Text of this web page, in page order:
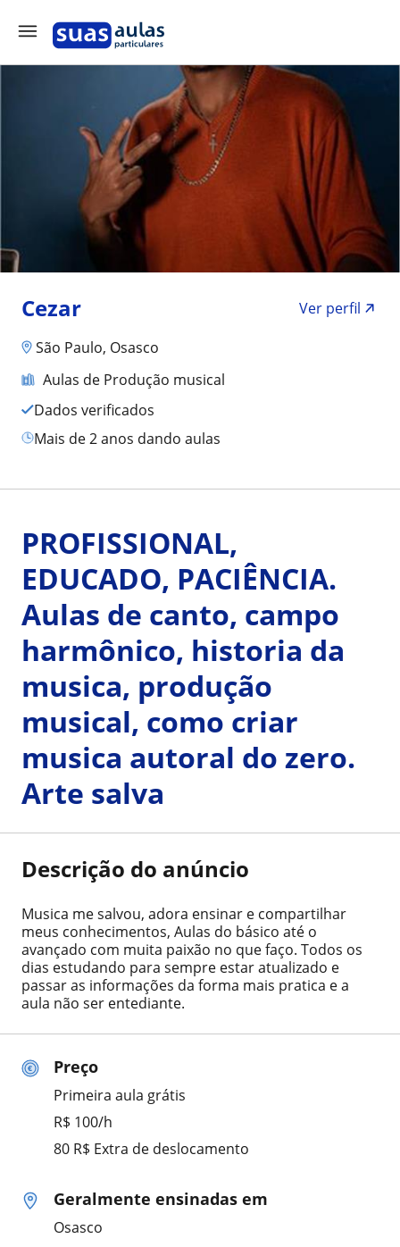
Cezar
Ver perfil
São Paulo, Osasco
Aulas de Produção musical
Dados verificados
mais de 2 anos dando aulas
Preço
Primeira aula grátis
R$ 100/h
80 R$ Extra de deslocamento
Geralmente ensinadas em
Osasco
PROFISSIONAL,
EDUCADO, PACIÊNCIA.
Aulas de canto, campo
harmônico, historia da
musica, produção
musical, como criar
musica autoral do zero.
Arte salva
Descrição do anúncio
Musica me salvou, adora ensinar e compartilhar
meus conhecimentos, Aulas do básico até o
avançado com muita paixão no que faço. Todos os
dias estudando para sempre estar atualizado e
passar as informações da forma mais pratica e a
aula não ser entediante.